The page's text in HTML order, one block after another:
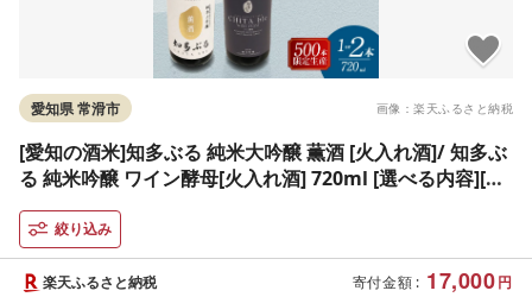
画像：楽天ふるさと納税
愛知県 常滑市
[愛知の酒米]知多ぶる 純米大吟醸 薫酒 [火入れ酒]/ 知多ぶ
る 純米吟醸 ワイン酵母[火入れ酒] 720ml [選べる内容][熨
斗・包装可]日本酒 お酒 地酒 酒蔵 ご当地 純米酒 晩酌 家
飲み お取り寄せ 常滑市 贈り物 贈答品 父の日 母の日 送料
無料
絞り込み
寄付金額 : 17,000円
楽天ふるさと納税